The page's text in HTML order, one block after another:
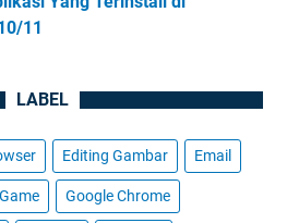
11
LABEL
Editing Gambar Email
Game Google Chrome